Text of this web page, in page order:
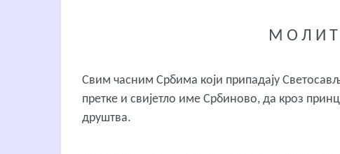
М О Л И
Свим часним Србима који припадају
претке и свијетло име Србиново, да кроз
друштва.